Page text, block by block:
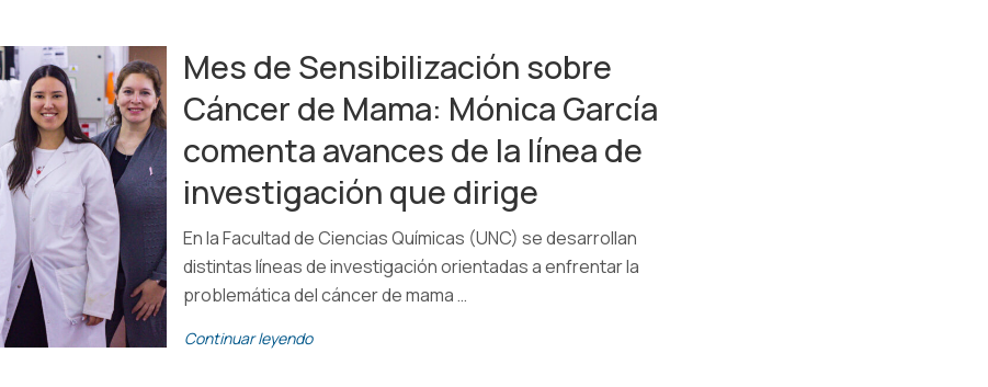
Mes de Sensibilización sobre
Cáncer de Mama: Mónica García
comenta avances de la línea de
investigación que dirige
En la Facultad de Ciencias Químicas (UNC) se desarrollan
distintas líneas de investigación orientadas a enfrentar la
problemática del cáncer de mama …
Continuar leyendo